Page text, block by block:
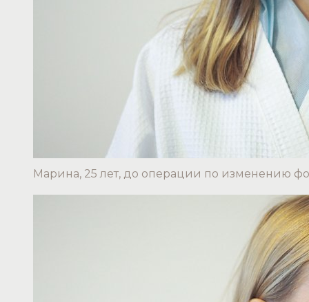
Марина, 25 лет, до операции по изменению